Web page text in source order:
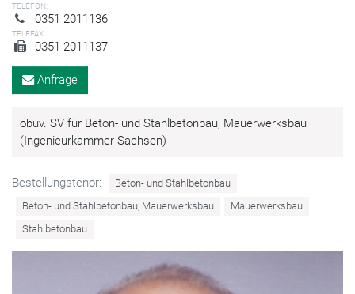
TELEFON:
0351 2011136
TELEFAX:
0351 2011137
Anfrage
öbuv. SV für Beton- und Stahlbetonbau, Mauerwerksbau
(Ingenieurkammer Sachsen)
Bestellungstenor:
Beton- und Stahlbetonbau
Beton- und Stahlbetonbau, Mauerwerksbau
Mauerwerksbau
Stahlbetonbau